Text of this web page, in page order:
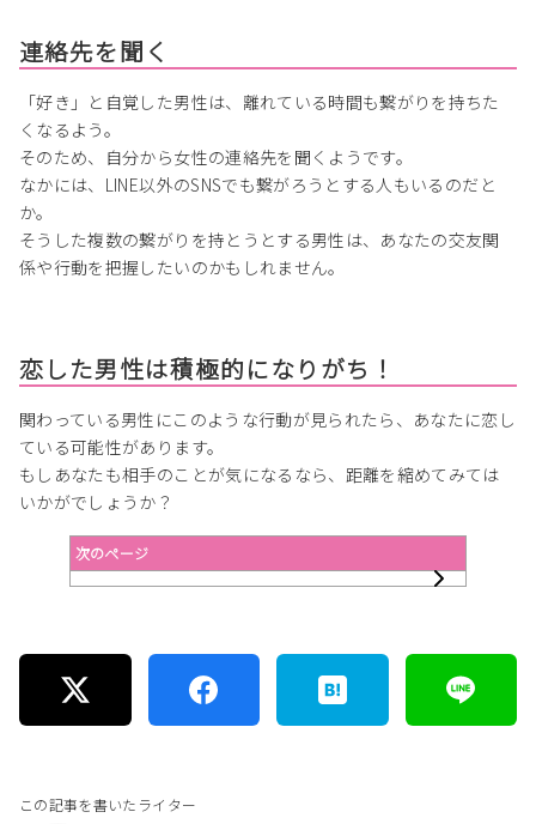
連絡先を聞く
「好き」と自覚した男性は、離れている時間も繋がりを持ちた
くなるよう。
そのため、自分から女性の連絡先を聞くようです。
なかには、LINE以外のSNSでも繋がろうとする人もいるのだと
か。
そうした複数の繋がりを持とうとする男性は、あなたの交友関
係や行動を把握したいのかもしれません。
恋した男性は積極的になりがち！
関わっている男性にこのような行動が見られたら、あなたに恋し
ている可能性があります。
もしあなたも相手のことが気になるなら、距離を縮めてみては
いかがでしょうか？
次のページ
この記事を書いたライター